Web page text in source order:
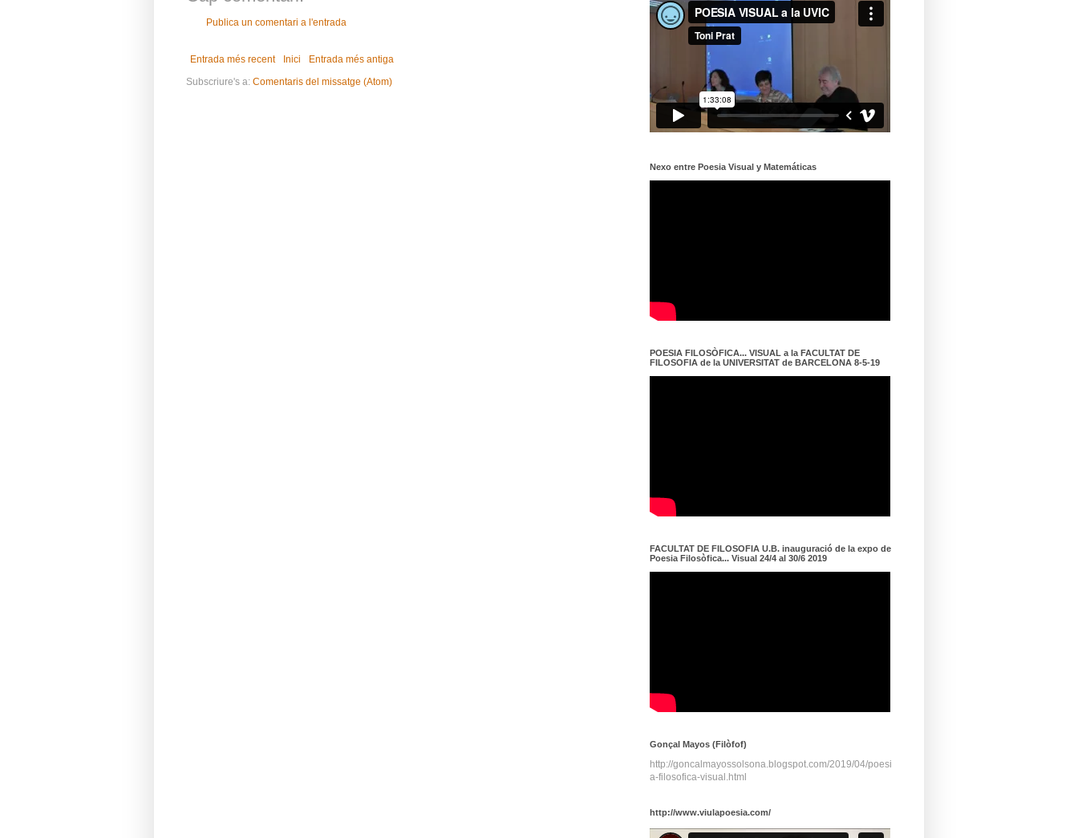
Publica un comentari a l'entrada
Entrada més recent Entrada més antiga
Inici
Subscriure's a: Comentaris del missatge (Atom)
Nexo entre Poesia Visual y Matemáticas
POESIA FILOSÒFICA... VISUAL a la FACULTAT DE
FILOSOFIA de la UNIVERSITAT de BARCELONA 8-5-19
FACULTAT DE FILOSOFIA U.B. inauguració de la expo de
Poesia Filosòfica... Visual 24/4 al 30/6 2019
Gonçal Mayos (Filòfof)
http://goncalmayossolsona.blogspot.com/2019/04/poesi
a-filosofica-visual.html
http://www.viulapoesia.com/